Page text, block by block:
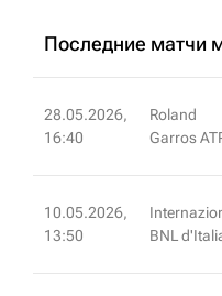
Последние матчи
28.05.2026,
16:40
Roland
Garros
10.05.2026,
13:50
BNL